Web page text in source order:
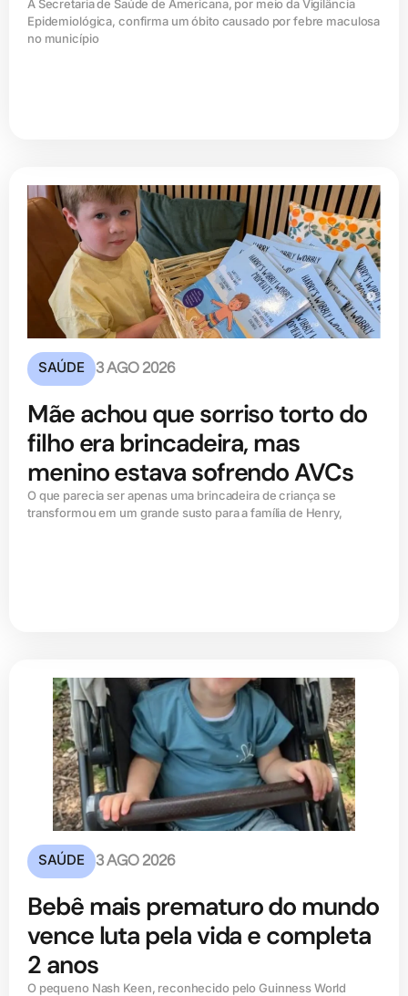
A Secretaria de Saúde de Americana, por meio da Vigilância
Epidemiológica, confirma um óbito causado por febre maculosa
no município
SAÚDE 3 AGO 2026
Mãe achou que sorriso torto do
filho era brincadeira, mas
menino estava sofrendo AVCs
O que parecia ser apenas uma brincadeira de criança se
transformou em um grande susto para a família de Henry,
SAÚDE 3 AGO 2026
Bebê mais prematuro do mundo
vence luta pela vida e completa
2 anos
O pequeno Nash Keen, reconhecido pelo Guinness World